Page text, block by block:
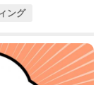
速かつ適切に対応
ング